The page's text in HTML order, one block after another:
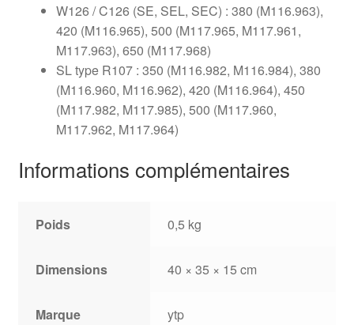
W126 / C126 (SE, SEL, SEC) : 380 (M116.963),
420 (M116.965), 500 (M117.965, M117.961,
M117.963), 650 (M117.968)
SL type R107 : 350 (M116.982, M116.984), 380
(M116.960, M116.962), 420 (M116.964), 450
(M117.982, M117.985), 500 (M117.960,
M117.962, M117.964)
Informations complémentaires
Poids 0,5 kg
Dimensions 40 × 35 × 15 cm
Marque ytp